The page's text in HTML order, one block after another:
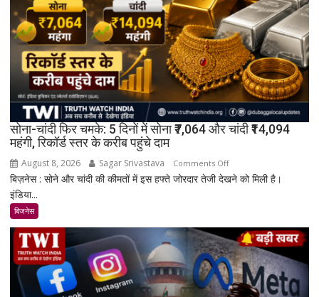
सोना-चांदी फिर चमके: 5 दिनों में सोना ₹7,064 और चांदी ₹14,094
महंगी, रिकॉर्ड स्तर के करीब पहुंचे दाम
August 8, 2026 Sagar Srivastava Comments Offon
सोना-
5
दिनों
में
सोना
बिज़नेस : सोने और चांदी की कीमतों में इस हफ्ते जोरदार तेजी देखने को मिली है।
इंडिया...
बिजनेस